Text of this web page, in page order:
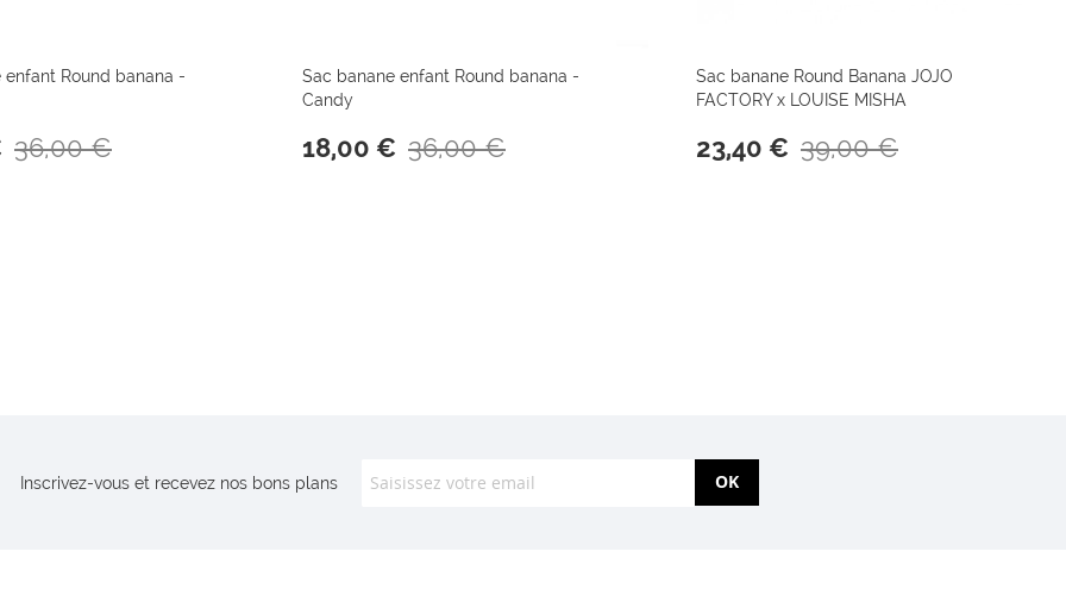
enfant Round banana -
36,00 €
Sac banane enfant Round banana -
Candy
18,00 € 36,00 €
Sac banane Round Banana JOJO
FACTORY x LOUISE MISHA
23,40 € 39,00 €
Inscrivez-vous et recevez nos bons plans OK